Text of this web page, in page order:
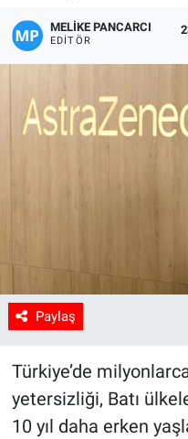
MELIKE PANCARCI
EDITÖR
Paylaş
Türkiye’de
yetersizliği, Batı
10 yıl daha erken
Spor
Uşak Haberleri